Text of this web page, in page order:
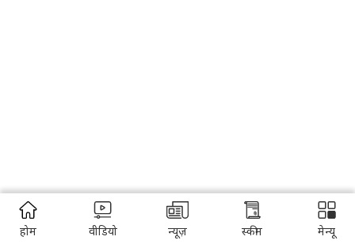
होम वीडियो न्यूज़ स्कीम मेन्यू